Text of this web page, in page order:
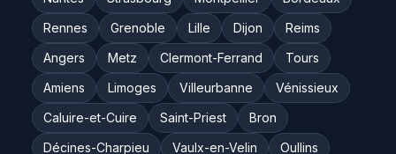
Rennes
Grenoble Lille Dijon
Reims
Angers
Metz Clermont-Ferrand
Tours
Amiens
Limoges Villeurbanne
Vénissieux
Caluire-et-Cuire
Saint-Priest
Bron
Décines-Charpieu
Vaulx-en-Velin
Oullins